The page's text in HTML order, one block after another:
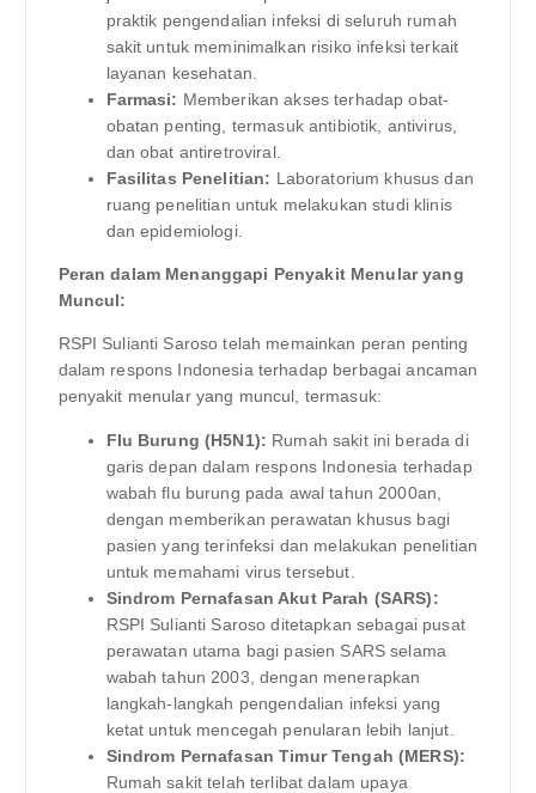
praktik pengendalian infeksi di seluruh rumah
sakit untuk meminimalkan risiko infeksi terkait
layanan kesehatan.
Farmasi: Memberikan akses terhadap obat-
obatan penting, termasuk antibiotik, antivirus,
dan obat antiretroviral.
Fasilitas Penelitian: Laboratorium khusus dan
ruang penelitian untuk melakukan studi klinis
dan epidemiologi.
Peran dalam Menanggapi Penyakit Menular yang
Muncul:
RSPI Sulianti Saroso telah memainkan peran penting
dalam respons Indonesia terhadap berbagai ancaman
penyakit menular yang muncul, termasuk:
Flu Burung (H5N1): Rumah sakit ini berada di
garis depan dalam respons Indonesia terhadap
wabah flu burung pada awal tahun 2000an,
dengan memberikan perawatan khusus bagi
pasien yang terinfeksi dan melakukan penelitian
untuk memahami virus tersebut.
Sindrom Pernafasan Akut Parah (SARS):
RSPI Sulianti Saroso ditetapkan sebagai pusat
perawatan utama bagi pasien SARS selama
wabah tahun 2003, dengan menerapkan
langkah-langkah pengendalian infeksi yang
ketat untuk mencegah penularan lebih lanjut.
Sindrom Pernafasan Timur Tengah (MERS):
Rumah sakit telah terlibat dalam upaya